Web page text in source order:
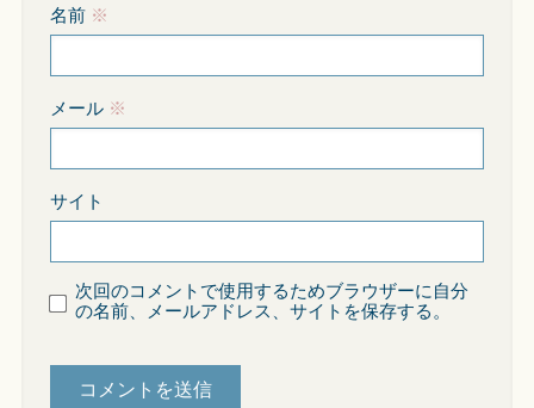
名前 ※
メール ※
サイト
次回のコメントで使用するためブラウザーに自分
の名前、メールアドレス、サイトを保存する。